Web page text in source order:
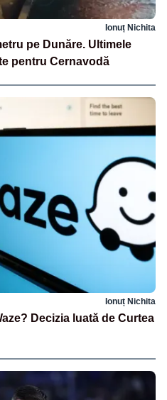
Ionuț Nichita
pe Dunăre. Ultimele
pentru Cernavodă
Ionuț Nichita
Decizia luată de Curtea